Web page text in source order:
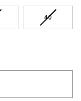
40UTSOLGT